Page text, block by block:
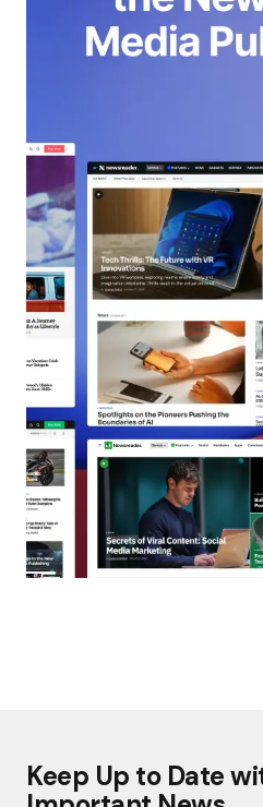
Keep Up to Date